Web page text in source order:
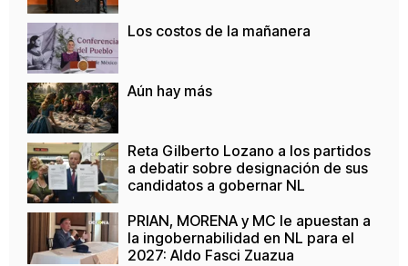
Los costos de la mañanera
Aún hay más
Reta Gilberto Lozano a los partidos
a debatir sobre designación de sus
candidatos a gobernar NL
PRIAN, MORENA y MC le apuestan a
la ingobernabilidad en NL para el
2027: Aldo Fasci Zuazua